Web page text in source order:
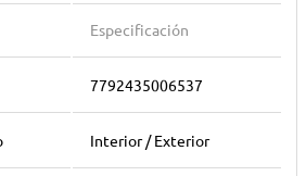
Especificación
7792435006537
Interior / Exterior